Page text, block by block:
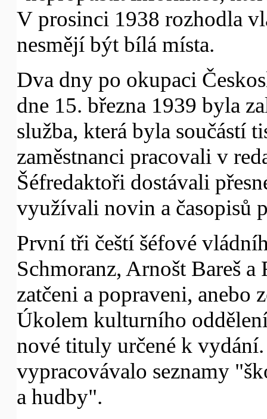
V prosinci 1938 rozhodla
nesmějí být bílá místa.
Dva dny po okupaci
dne 15. března 1939 byla
služba, která byla součástí
zaměstnanci pracovali v
Šéfredaktoři dostávali
využívali novin a časopisů
První tři čeští šéfové
Schmoranz, Arnošt Bareš
zatčeni a popraveni, anebo
Úkolem kulturního
nové tituly určené k
vypracovávalo seznamy
a hudby".